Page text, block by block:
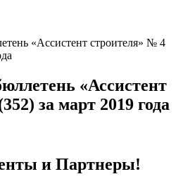
«Ассистент строителя» № 4
«Ассистент
за март 2019 года
и Партнеры!